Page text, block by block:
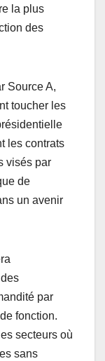
la plus
des
Source A,
toucher les
les contrats
visés par
de
un avenir
par
fonction.
secteurs où
sans